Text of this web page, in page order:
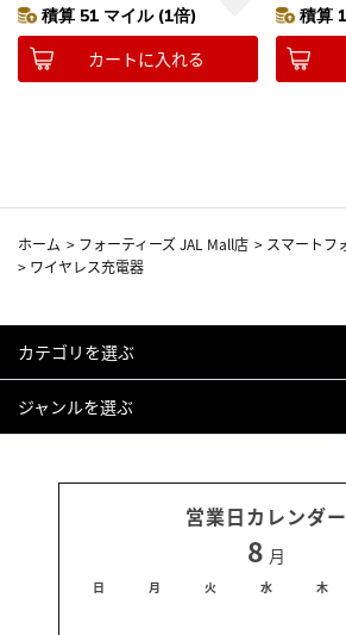
積算 51 マイル (1倍)
カートに入れる
積算
ホーム > フォーティーズ JAL Mall店 > スマートフ
> ワイヤレス充電器
カテゴリを選ぶ
ジャンルを選ぶ
営業日カレンダー
8 月
日 月 火 水 木